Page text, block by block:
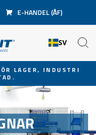
E-HANDEL (ÅF)
SV
LAGER, INDUSTRI